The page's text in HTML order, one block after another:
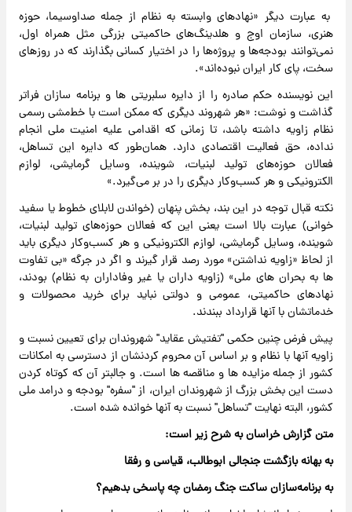
به عبارت دیگر «نهادهای وابسته به نظام از جمله صداوسیما، حوزه
هنری، سازمان اوج و هلدینگ‌های حاکمیتی بزرگی مثل همراه اول،
نمی‌توانند بودجه‌ها و پروژه‌ها را در اختیار کسانی بگذارند که در روزهای
سخت، پای کار ایران نبوده‌اند».
این نویسنده حکم صادره را از دایره سلبریتی ها و برنامه سازان فراتر
گذاشت و نوشت: «هر شهروند دیگری که ممکن است با خط‌مشی رسمی
نظام زاویه داشته باشد، تا زمانی که اقدامی علیه امنیت ملی انجام
نداده، حق فعالیت اقتصادی دارد. همان‌طور که دایره این تساهل،
فعالان حوزه‌های تولید لبنیات، شوینده، وسایل گرمایشی، لوازم
الکترونیکی و هر کسب‌وکار دیگری را در بر می‌گیرد.»
نکته قبال توجه در این بند، بخش پنهان (خواندن لابلای خطوط یا سفید
خوانی) عبارت بالا است یعنی این که فعالان حوزه‌های تولید لبنیات،
شوینده، وسایل گرمایشی، لوازم الکترونیکی و هر کسب‌وکار دیگری باید
از لحاظ «زاویه نداشتن» مورد رصد قرار گیرند و اگر در جرگه «بی تفاوت
ها به بحران های ملی» (زاویه داران یا غیر وفاداران به نظام) بودند،
نهادهای حاکمیتی، عمومی و دولتی نباید برای خرید محصولات و
خدماتشان با آنها قرارداد ببندند.
پیش فرض چنین حکمی "تفتیش عقاید" شهروندان برای تعیین نسبت و
زاویه آنها با نظام و بر اساس آن محروم کردنشان از دسترسی به امکانات
کشور از جمله مزایده ها و مناقصه ها است. و جالبتر آن که کوتاه کردن
دست این بخش بزرگ از شهروندان ایران، از "سفره" بودجه و درامد ملی
کشور، البته نهایت "تساهل" نسبت به آنها خوانده شده است.
متن گزارش خراسان به شرح زیر است:
به بهانه بازگشت جنجالی ابوطالب، قیاسی و رفقا
به برنامه‌سازان ساکت جنگ رمضان چه پاسخی بدهیم؟